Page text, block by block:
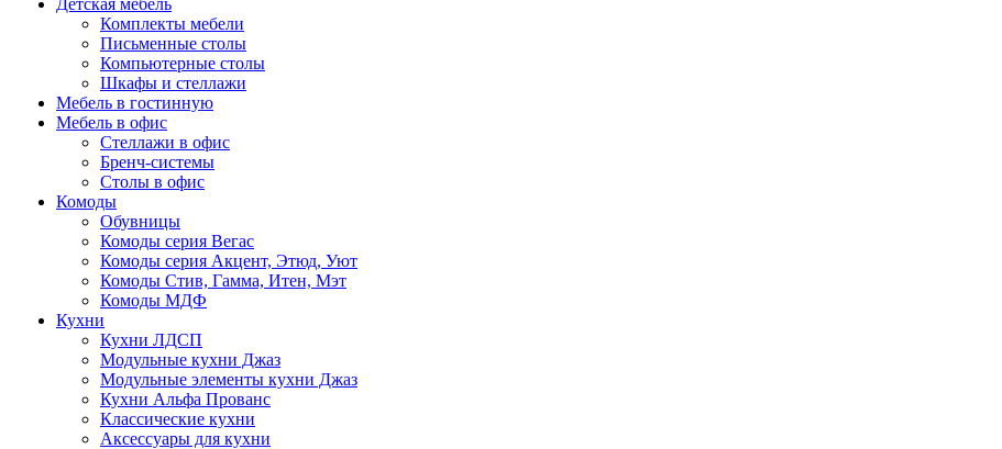
Детская мебель
Комплекты мебели
Письменные столы
Компьютерные столы
Шкафы и стеллажи
Мебель в гостинную
Мебель в офис
Стеллажи в офис
Бренч-системы
Столы в офис
Комоды
Обувницы
Комоды серия Вегас
Комоды серия Акцент, Этюд, Уют
Комоды Стив, Гамма, Итен, Мэт
Комоды МДФ
Кухни
Кухни ЛДСП
Модульные кухни Джаз
Модульные элементы кухни Джаз
Кухни Альфа Прованс
Классические кухни
Аксессуары для кухни